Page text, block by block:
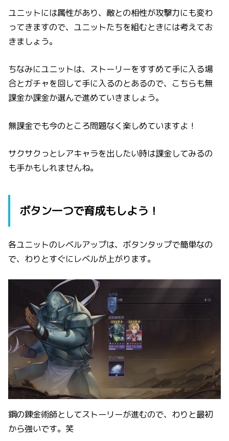
ユニットには属性があり、敵との相性が攻撃力にも変わ
ってきますので、ユニットたちを組むときには考えてお
きましょう。
ちなみにユニットは、ストーリーをすすめて手に入る場
合とガチャを回して手に入るのとあるので、こちらも無
課金か課金か選んで進めていきましょう。
無課金でも今のところ問題なく楽しめていますよ！
サクサクっとレアキャラを出したい時は課金してみるの
も手かもしれませんね。
ボタン一つで育成もしよう！
各ユニットのレベルアップは、ボタンタップで簡単なの
で、わりとすぐにレベルが上がります。
鋼の錬金術師としてストーリーが進むので、わりと最初
から強いです。笑